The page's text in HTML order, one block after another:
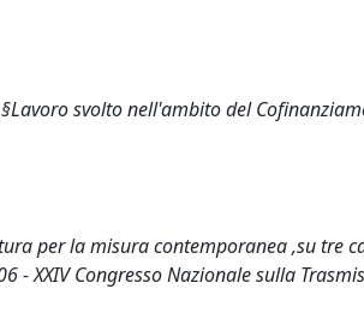
svolto nell'ambito del
per la misura contemporanea ,su
XXIV Congresso Nazionale sulla